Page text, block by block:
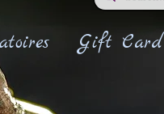
Gift Card